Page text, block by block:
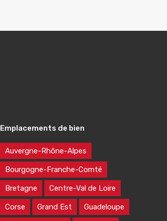
Emplacements de bien
Auvergne-Rhône-Alpes
Bourgogne-Franche-Comté
Bretagne Centre-Val de Loire
Corse Grand Est Guadeloupe